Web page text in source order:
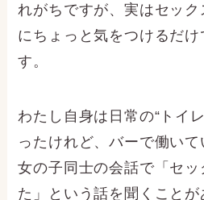
れがちですが、実はセッ
にちょっと気をつけるだ
す。
わたし自身は日常の“トイ
ったけれど、バーで働い
女の子同士の会話で「セ
た」という話を聞くこと